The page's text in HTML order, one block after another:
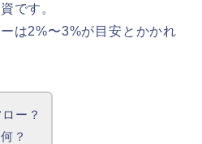
です。
は2%〜3%が目安とかかれ
ー？
？